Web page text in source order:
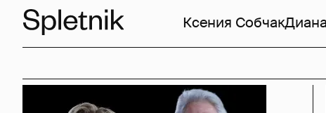
Ксения Собчак